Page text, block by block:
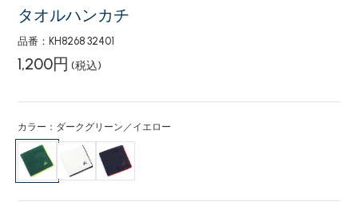
タオルハンカチ
品番：KH8268 32401
1,200円 (税込)
カラー：ダークグリーン／イエロー